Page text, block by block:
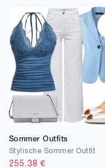
Sommer Outfits
Stylische Sommer Outfit
255.38 €